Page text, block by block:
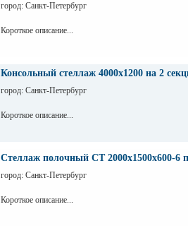
город: Санкт-Петербург
Короткое описание...
Консольный стеллаж 4000х1200 на 2
город: Санкт-Петербург
Короткое описание...
Стеллаж полочный СТ 2000х1500х600-6
город: Санкт-Петербург
Короткое описание...